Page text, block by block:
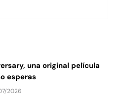
una original película
esperas
2026